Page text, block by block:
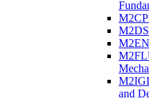
and